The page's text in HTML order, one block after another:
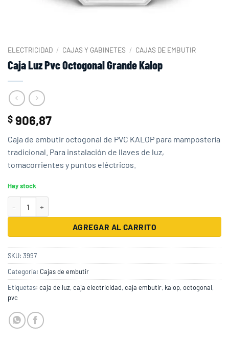
ELECTRICIDAD / CAJAS Y GABINETES / CAJAS DE EMBUTIR
Caja Luz Pvc Octogonal Grande Kalop
$ 906,87
Caja de embutir octogonal de PVC KALOP para mampostería
tradicional. Para instalación de llaves de luz,
tomacorrientes y puntos eléctricos.
Hay stock
AGREGAR AL CARRITO
SKU: 3997
Categoría: Cajas de embutir
Etiquetas: caja de luz,caja electricidad,caja embutir, kalop,octogonal,
pvc